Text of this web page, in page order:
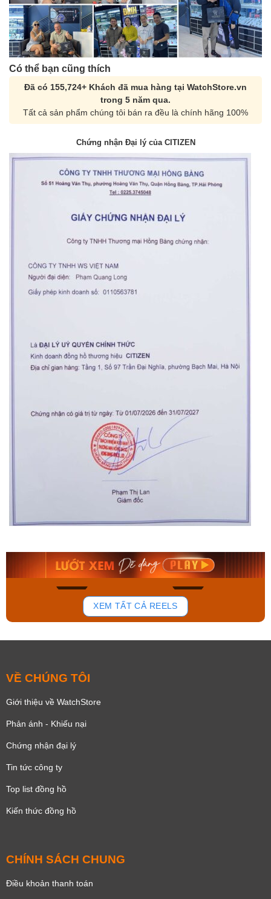
Có thể bạn cũng thích
Đã có 155,724+ Khách đã mua hàng tại WatchStore.vn
trong 5 năm qua.
Tất cả sản phẩm chúng tôi bán ra đều là chính hãng 100%
Chứng nhận Đại lý của CITIZEN
150
Orient Nam RA-
Mua ngay
Casio Nam MTS-
Mua ngay
XEM TẤT CẢ REELS
VỀ CHÚNG TÔI
Giới thiệu về WatchStore
Phản ánh - Khiếu nại
Chứng nhận đại lý
Tin tức công ty
Top list đồng hồ
Kiến thức đồng hồ
CHÍNH SÁCH CHUNG
Điều khoản thanh toán